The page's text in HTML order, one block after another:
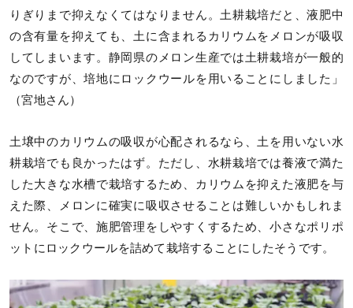
りぎりまで抑えなくてはなりません。土耕栽培だと、液肥中
の含有量を抑えても、土に含まれるカリウムをメロンが吸収
してしまいます。静岡県のメロン生産では土耕栽培が一般的
なのですが、培地にロックウールを用いることにしました」
（宮地さん）
土壌中のカリウムの吸収が心配されるなら、土を用いない水
耕栽培でも良かったはず。ただし、水耕栽培では養液で満た
した大きな水槽で栽培するため、カリウムを抑えた液肥を与
えた際、メロンに確実に吸収させることは難しいかもしれま
せん。そこで、施肥管理をしやすくするため、小さなポリポ
ットにロックウールを詰めて栽培することにしたそうです。